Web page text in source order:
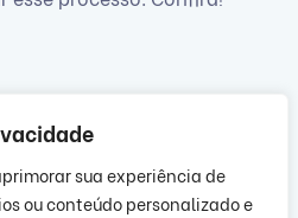
sua experiência de
ou conteúdo personalizado e
3 4 5